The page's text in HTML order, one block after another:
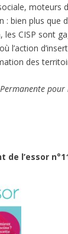
moteurs
: bien plus que
CISP sont
l’action
des
de l’essor